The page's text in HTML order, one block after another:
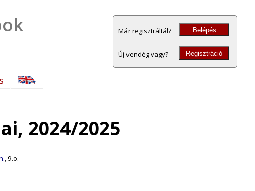
Már regisztráltál? Belépés
Új vendég vagy? Regisztráció
2024/2025
, 9.o.